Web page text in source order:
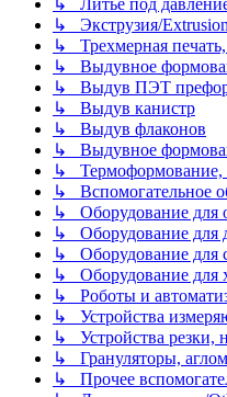
↳ Экструзия/Extrusion
↳ Трехмерная
↳ Выдувное
↳ Выдув ПЭТ
↳ Выдув канистр
↳ Выдув флаконов
↳ Выдувное
↳ Термоформование,
↳ Вспомогательное
↳ Оборудование для
↳ Оборудование для
↳ Оборудование для
↳ Оборудование для
↳ Роботы и
↳ Устройства
↳ Устройства резки,
↳ Грануляторы,
↳ Прочее